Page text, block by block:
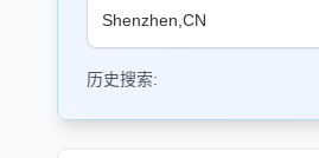
历史搜索: